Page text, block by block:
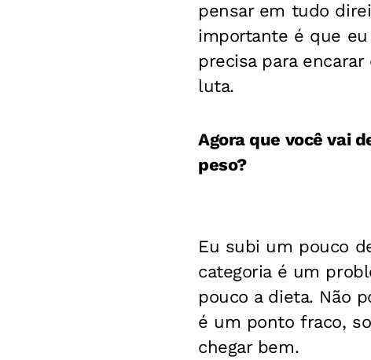
pensar em tudo
importante é que
precisa para
luta.
Agora que você vai
peso?
Eu subi um pouco
categoria é um
pouco a dieta. Não
é um ponto fraco,
chegar bem.